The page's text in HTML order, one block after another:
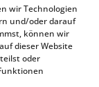
wir Technologien
und/oder darauf
können wir
dieser Website
oder